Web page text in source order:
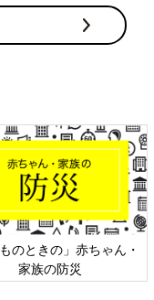
ものときの」赤ちゃん・
家族の防災